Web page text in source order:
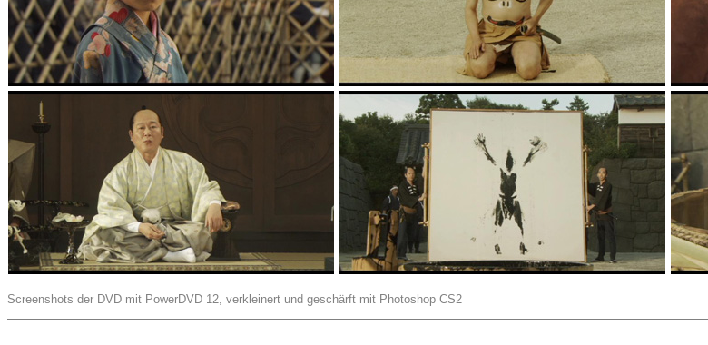
Screenshots der DVD mit PowerDVD 12, verkleinert und geschärft mit Photoshop CS2